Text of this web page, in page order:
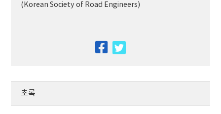
(Korean Society of Road Engineers)
facebook
초록